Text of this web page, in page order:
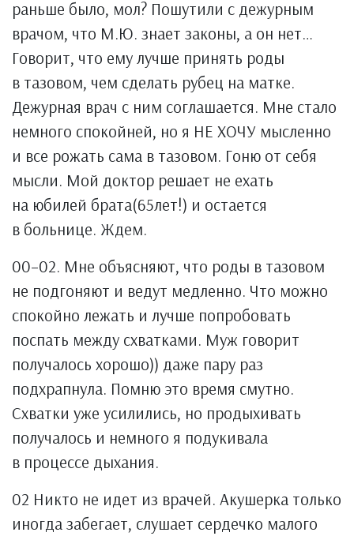
раньше было, мол? Пошутили с дежурным
врачом, что М.Ю. знает законы, а он нет…
Говорит, что ему лучше принять роды
в тазовом, чем сделать рубец на матке.
Дежурная врач с ним соглашается. Мне стало
немного спокойней, но я НЕ ХОЧУ мысленно
и все рожать сама в тазовом. Гоню от себя
мысли. Мой доктор решает не ехать
на юбилей брата(65лет!) и остается
в больнице. Ждем.
00–02. Мне объясняют, что роды в тазовом
не подгоняют и ведут медленно. Что можно
спокойно лежать и лучше попробовать
поспать между схватками. Муж говорит
получалось хорошо)) даже пару раз
подхрапнула. Помню это время смутно.
Схватки уже усилились, но продыхивать
получалось и немного я подукивала
в процессе дыхания.
02 Никто не идет из врачей. Акушерка только
иногда забегает, слушает сердечко малого